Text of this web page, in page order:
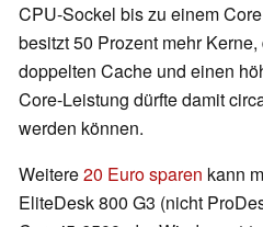
CPU-Sockel bis zu einem
besitzt 50 Prozent mehr
doppelten Cache und einen
Core-Leistung dürfte damit
werden können.
Weitere20 Euro sparen kann
EliteDesk 800 G3 (nicht